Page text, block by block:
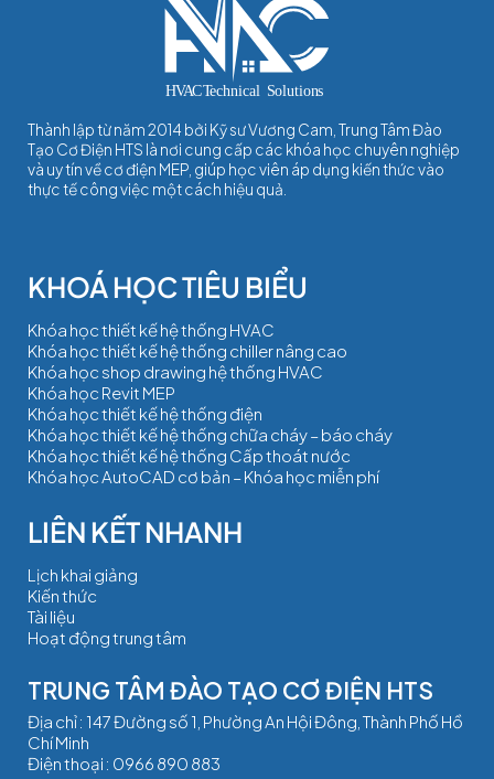
Thành lập từ năm 2014 bởi Kỹ sư Vương Cam, Trung Tâm Đào
Tạo Cơ Điện HTS là nơi cung cấp các khóa học chuyên nghiệp
và uy tín về cơ điện MEP, giúp học viên áp dụng kiến thức vào
thực tế công việc một cách hiệu quả.
Khóa học thiết kế hệ thống HVAC
Khóa học thiết kế hệ thống chiller nâng cao
Khóa học shop drawing hệ thống HVAC
Khóa học Revit MEP
Khóa học thiết kế hệ thống điện
Khóa học thiết kế hệ thống chữa cháy – báo cháy
Khóa học thiết kế hệ thống Cấp thoát nước
Khóa học AutoCAD cơ bản – Khóa học miễn phí
Lịch khai giảng
Kiến thức
Tài liệu
Hoạt động trung tâm
TRUNG TÂM ĐÀO TẠO CƠ ĐIỆN HTS
Địa chỉ : 147 Đường số 1, Phường An Hội Đông, Thành Phố Hồ
Chí Minh
Điện thoại : 0966 890 883